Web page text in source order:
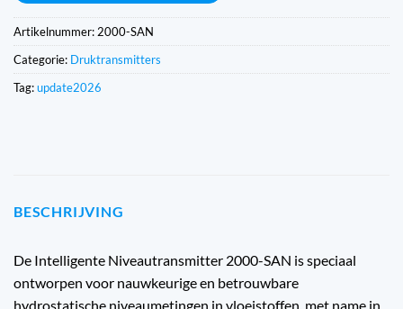
Artikelnummer: 2000-SAN
Categorie: Druktransmitters
Tag:update2026
BESCHRIJVING
De Intelligente Niveautransmitter 2000-SAN is speciaal
ontworpen voor nauwkeurige en betrouwbare
hydrostatische niveaumetingen in vloeistoffen, met name in